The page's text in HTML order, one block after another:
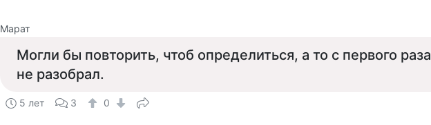
Марат
Могли бы повторить, чтоб определиться, а то с первого раза
не разобрал.
5 лет 3 0